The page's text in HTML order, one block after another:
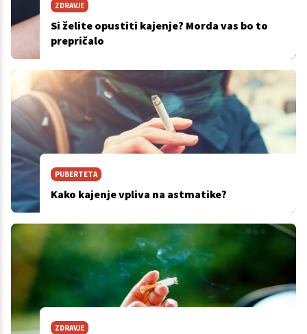
ZDRAVJE
Si želite opustiti kajenje? Morda vas bo to
prepričalo
PUBERTETA
Kako kajenje vpliva na astmatike?
ZDRAVJE